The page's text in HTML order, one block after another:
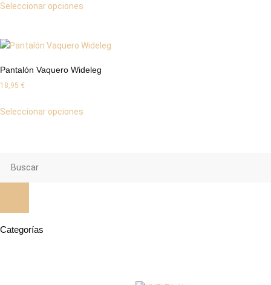
Seleccionar opciones
Pantalón Vaquero Wideleg
18,95 €
Seleccionar opciones
Categorías